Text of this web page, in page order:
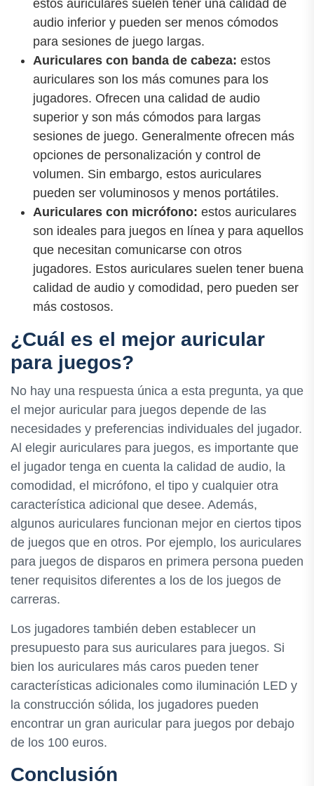
estos auriculares suelen tener una calidad de
audio inferior y pueden ser menos cómodos
para sesiones de juego largas.
Auriculares con banda de cabeza: estos
auriculares son los más comunes para los
jugadores. Ofrecen una calidad de audio
superior y son más cómodos para largas
sesiones de juego. Generalmente ofrecen más
opciones de personalización y control de
volumen. Sin embargo, estos auriculares
pueden ser voluminosos y menos portátiles.
Auriculares con micrófono: estos auriculares
son ideales para juegos en línea y para aquellos
que necesitan comunicarse con otros
jugadores. Estos auriculares suelen tener buena
calidad de audio y comodidad, pero pueden ser
más costosos.
¿Cuál es el mejor auricular
para juegos?
No hay una respuesta única a esta pregunta, ya que
el mejor auricular para juegos depende de las
necesidades y preferencias individuales del jugador.
Al elegir auriculares para juegos, es importante que
el jugador tenga en cuenta la calidad de audio, la
comodidad, el micrófono, el tipo y cualquier otra
característica adicional que desee. Además,
algunos auriculares funcionan mejor en ciertos tipos
de juegos que en otros. Por ejemplo, los auriculares
para juegos de disparos en primera persona pueden
tener requisitos diferentes a los de los juegos de
carreras.
Los jugadores también deben establecer un
presupuesto para sus auriculares para juegos. Si
bien los auriculares más caros pueden tener
características adicionales como iluminación LED y
la construcción sólida, los jugadores pueden
encontrar un gran auricular para juegos por debajo
de los 100 euros.
Conclusión